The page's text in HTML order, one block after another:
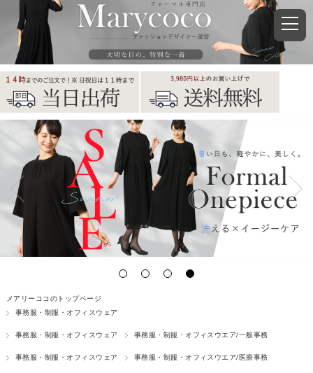
メアリーココのトップページ
事務服・制服・オフィスウェア
事務服・制服・オフィスウェア 事務服・制服・オフィスウエア/一般事務
事務服・制服・オフィスウェア 事務服・制服・オフィスウエア/医療事務